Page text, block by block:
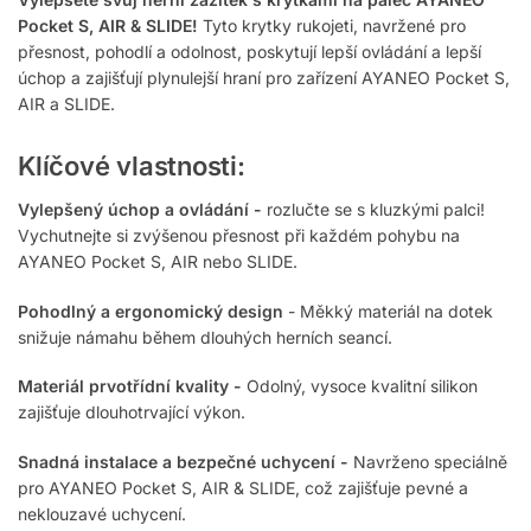
Pocket S, AIR & SLIDE! Tyto krytky rukojeti, navržené pro
přesnost, pohodlí a odolnost, poskytují lepší ovládání a lepší
úchop a zajišťují plynulejší hraní pro zařízení AYANEO Pocket S,
AIR a SLIDE.
Klíčové vlastnosti:
Vylepšený úchop a ovládání - rozlučte se s kluzkými palci!
Vychutnejte si zvýšenou přesnost při každém pohybu na
AYANEO Pocket S, AIR nebo SLIDE.
Pohodlný a ergonomický design - Měkký materiál na dotek
snižuje námahu během dlouhých herních seancí.
Materiál prvotřídní kvality - Odolný, vysoce kvalitní silikon
zajišťuje dlouhotrvající výkon.
Snadná instalace a bezpečné uchycení - Navrženo speciálně
pro AYANEO Pocket S, AIR & SLIDE, což zajišťuje pevné a
neklouzavé uchycení.